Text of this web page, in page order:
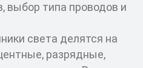
выбор типа проводов и
света делятся на
разрядные,